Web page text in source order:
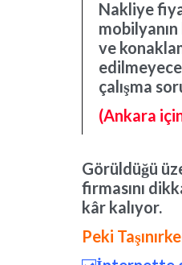
Nakliye
ve
çalışma
(Ankara
Görüldüğü
firmasını
kâr kalıyor.
Peki